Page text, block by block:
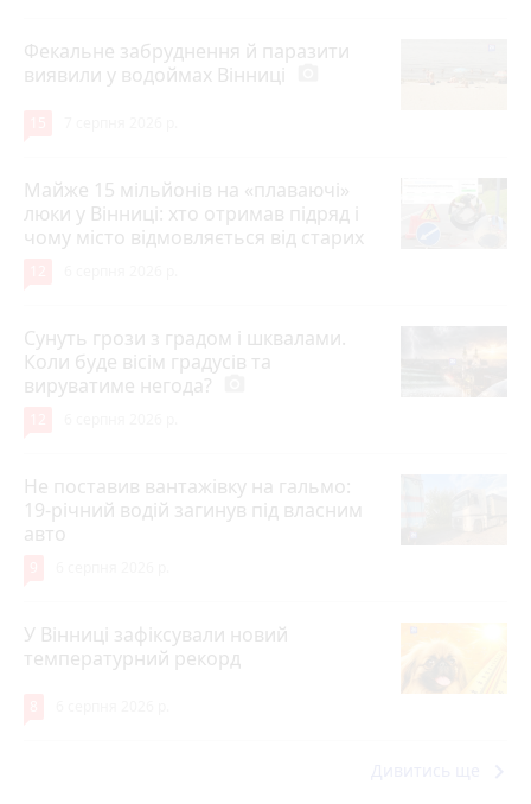
Фекальне забруднення й паразити
виявили у водоймах Вінниці
Майже 15 мільйонів на «плаваючі»
люки у Вінниці: хто отримав підряд і
чому місто відмовляється від старих
Сунуть грози з градом і шквалами.
Коли буде вісім градусів та
вируватиме негода?
Не поставив вантажівку на гальмо:
19-річний водій загинув під власним
авто
У Вінниці зафіксували новий
температурний рекорд